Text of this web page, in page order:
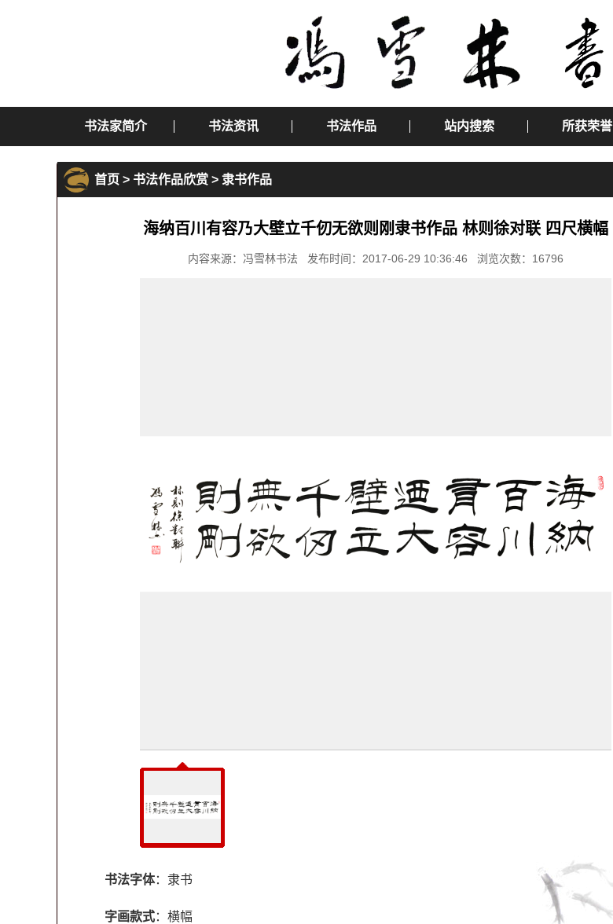
书法家简介 书法资讯 书法作品 站内搜索 所获荣誉
首页 > 书法作品欣赏 > 隶书作品
海纳百川有容乃大壁立千仞无欲则刚隶书作品 林则徐对联 四尺横幅
内容来源：冯雪林书法 发布时间：2017-06-29 10:36:46 浏览次数：16796
书法字体：隶书
字画款式：横幅